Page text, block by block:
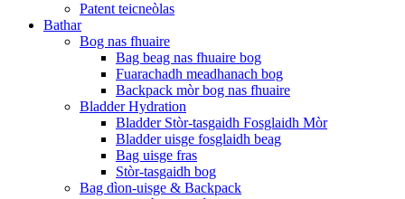
Patent teicneòlas
Bathar
Bog nas fhuaire
Bag beag nas fhuaire bog
Fuarachadh meadhanach bog
Backpack mòr bog nas fhuaire
Bladder Hydration
Bladder Stòr-tasgaidh Fosglaidh Mòr
Bladder uisge fosglaidh beag
Bag uisge fras
Stòr-tasgaidh bog
Bag dìon-uisge & Backpack